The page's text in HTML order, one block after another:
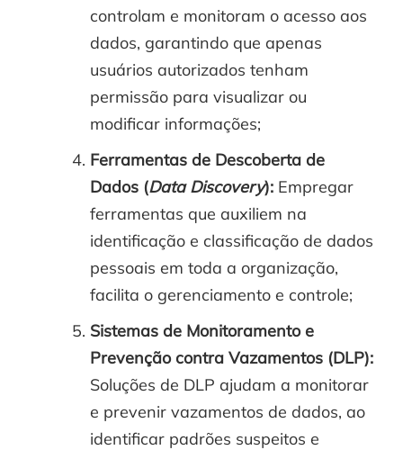
controlam e monitoram o acesso aos
dados, garantindo que apenas
usuários autorizados tenham
permissão para visualizar ou
modificar informações;
Ferramentas de Descoberta de
Dados (Data Discovery): Empregar
ferramentas que auxiliem na
identificação e classificação de dados
pessoais em toda a organização,
facilita o gerenciamento e controle;
Sistemas de Monitoramento e
Prevenção contra Vazamentos (DLP):
Soluções de DLP ajudam a monitorar
e prevenir vazamentos de dados, ao
identificar padrões suspeitos e